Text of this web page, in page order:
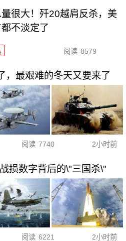
很大！歼20越肩反杀，美
不淡定了
阅读 8579
，最艰难的冬天又要来了
阅读 7740 2小时前
损数字背后的\"三国杀\"
阅读 6221 2小时前